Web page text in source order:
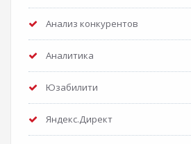
Анализ конкурентов
Аналитика
Юзабилити
Яндекс.Директ